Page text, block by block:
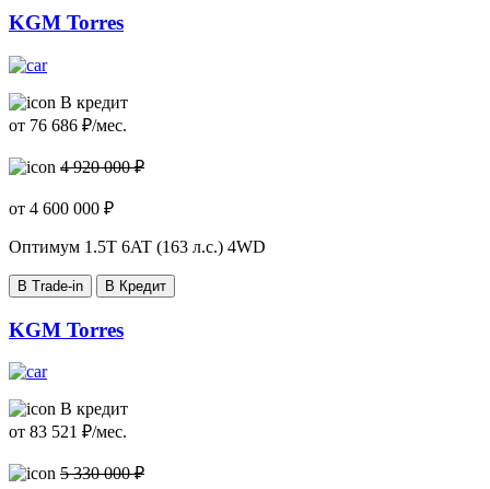
KGM Torres
В кредит
от 76 686 ₽/мес.
4 920 000 ₽
от 4 600 000 ₽
Оптимум 1.5T 6AT (163 л.с.) 4WD
В Trade-in В Кредит
KGM Torres
В кредит
от 83 521 ₽/мес.
5 330 000 ₽